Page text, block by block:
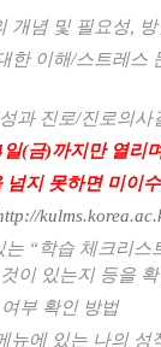
개념 및 필요성,
한 이해/스트레스
과 진로/진로의사
일(금)까지만 열리
넘지 못하면 미이
는 “학습 체크리스
이 있는지 등을
부 확인 방법
뉴에 있는 나의 성